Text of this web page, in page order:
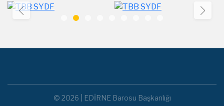
© 2026 | EDİRNE Barosu Başkanlığı